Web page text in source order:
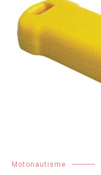
Motonautisme